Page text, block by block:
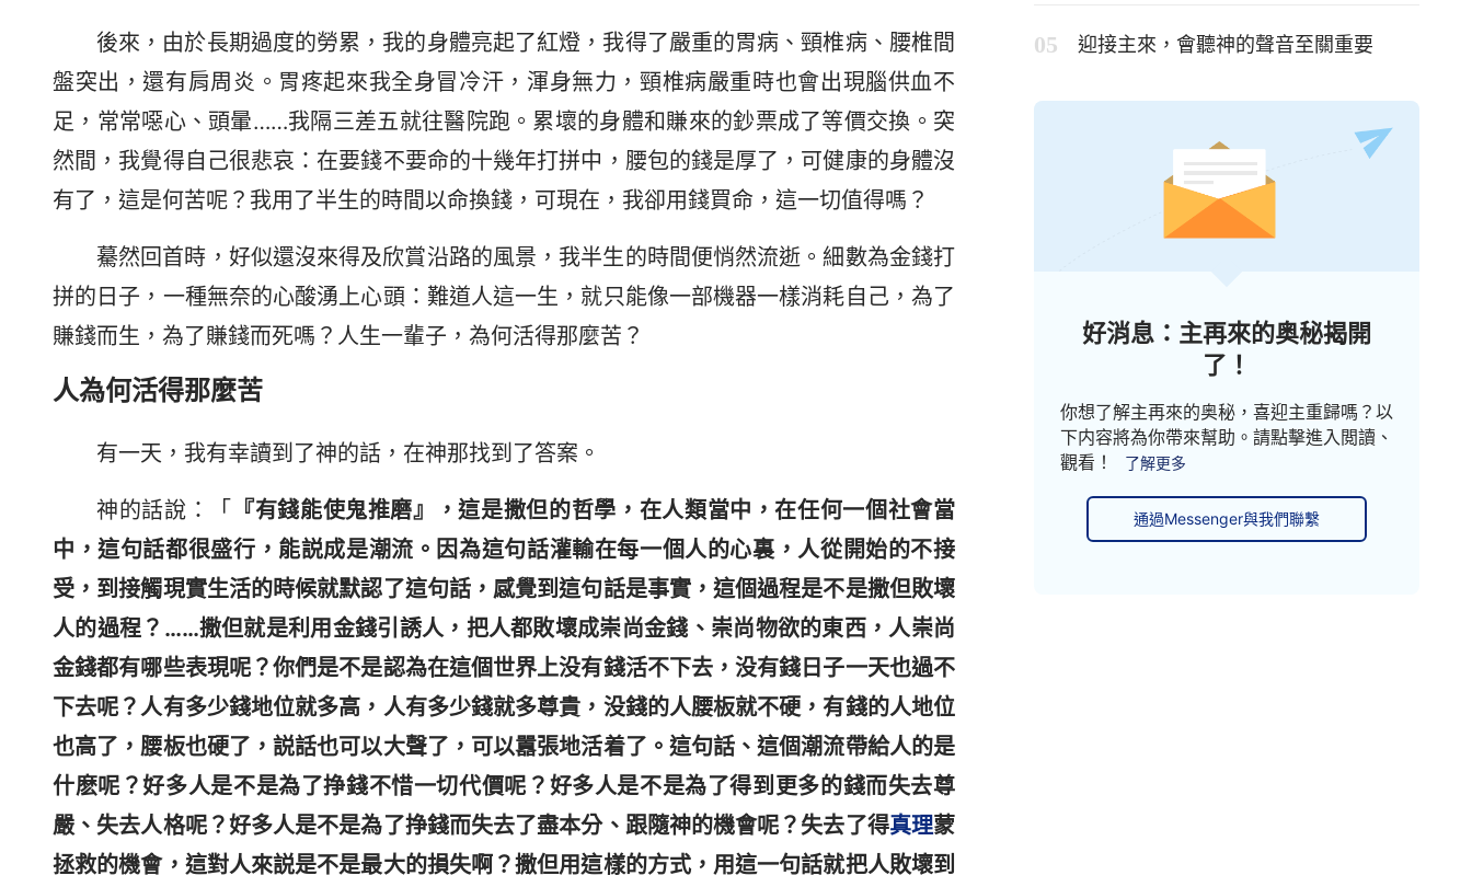
後來，由於長期過度的勞累，我的身體亮起了紅燈，我得了嚴重的胃病、頸椎病、腰椎間
盤突出，還有肩周炎。胃疼起來我全身冒冷汗，渾身無力，頸椎病嚴重時也會出現腦供血不
足，常常噁心、頭暈……我隔三差五就往醫院跑。累壞的身體和賺來的鈔票成了等價交換。突
然間，我覺得自己很悲哀：在要錢不要命的十幾年打拼中，腰包的錢是厚了，可健康的身體沒
有了，這是何苦呢？我用了半生的時間以命換錢，可現在，我卻用錢買命，這一切值得嗎？
驀然回首時，好似還沒來得及欣賞沿路的風景，我半生的時間便悄然流逝。細數為金錢打
拼的日子，一種無奈的心酸湧上心頭：難道人這一生，就只能像一部機器一樣消耗自己，為了
賺錢而生，為了賺錢而死嗎？人生一輩子，為何活得那麼苦？
人為何活得那麼苦
有一天，我有幸讀到了神的話，在神那找到了答案。
神的話說：「
『有錢能使鬼推磨』，這是撒但的哲學，在人類當中，在任何一個社會當
中，這句話都很盛行，能説成是潮流。因為這句話灌輸在每一個人的心裏，人從開始的不接
受，到接觸現實生活的時候就默認了這句話，感覺到這句話是事實，這個過程是不是撒但敗壞
人的過程？……撒但就是利用金錢引誘人，把人都敗壞成崇尚金錢、崇尚物欲的東西，人崇尚
金錢都有哪些表現呢？你們是不是認為在這個世界上没有錢活不下去，没有錢日子一天也過不
下去呢？人有多少錢地位就多高，人有多少錢就多尊貴，没錢的人腰板就不硬，有錢的人地位
也高了，腰板也硬了，説話也可以大聲了，可以囂張地活着了。這句話、這個潮流帶給人的是
什麽呢？好多人是不是為了挣錢不惜一切代價呢？好多人是不是為了得到更多的錢而失去尊
嚴、失去人格呢？好多人是不是為了挣錢而失去了盡本分、跟隨神的機會呢？失去了得真理蒙
拯救的機會，這對人來説是不是最大的損失啊？撒但用這樣的方式，用這一句話就把人敗壞到
迎接主來，會聽神的聲音至關重要
好消息：主再來的奥秘揭開
了！
你想了解主再來的奥秘，喜迎主重歸嗎？以
下内容將為你帶來幫助。請點擊進入閲讀、
觀看！
了解更多
通過Messenger與我們聯繫